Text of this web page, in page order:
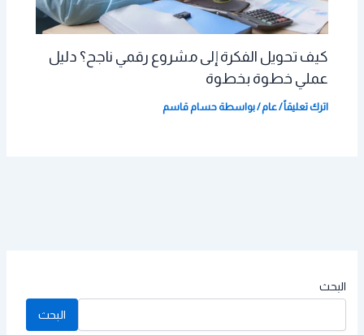
كيف تحويل الفكرة إلى مشروع رقمي ناجح؟ دليل
عملي خطوة بخطوة
اترك تعليقاً/عام/ بواسطة حسام قاسم
البحث
البحث